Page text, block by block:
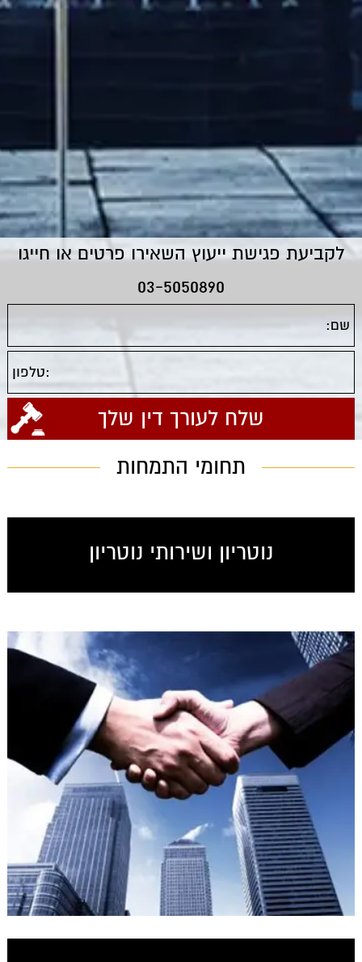
לקביעת פגישת ייעוץ השאירו פרטים או חייגו
03-5050890
תחומי התמחות
נוטריון ושירותי נוטריון